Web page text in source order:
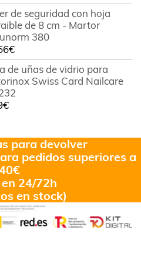
de seguridad con hoja
de 8 cm - Martor
380
€
de uñas de vidrio para
Swiss Card Nailcare
€
para devolver
pedidos superiores a
24/72h
en stock)